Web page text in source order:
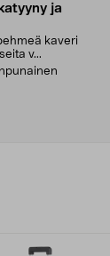
ja
kaveri
v...